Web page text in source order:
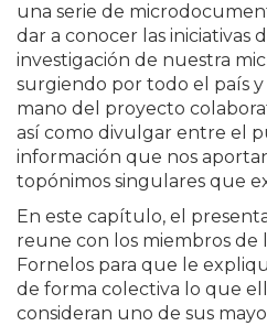
una serie de
dar a conocer las iniciativas
investigación de nuestra
surgiendo por todo el país
mano del proyecto
así como divulgar entre el
información que nos
topónimos singulares que
En este capítulo, el
reune con los miembros de
Fornelos para que le
de forma colectiva lo que
consideran uno de sus